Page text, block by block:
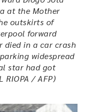
at the Mother
outskirts of
forward
died in a car crash
widespread
star had got
RIOPA / AFP)